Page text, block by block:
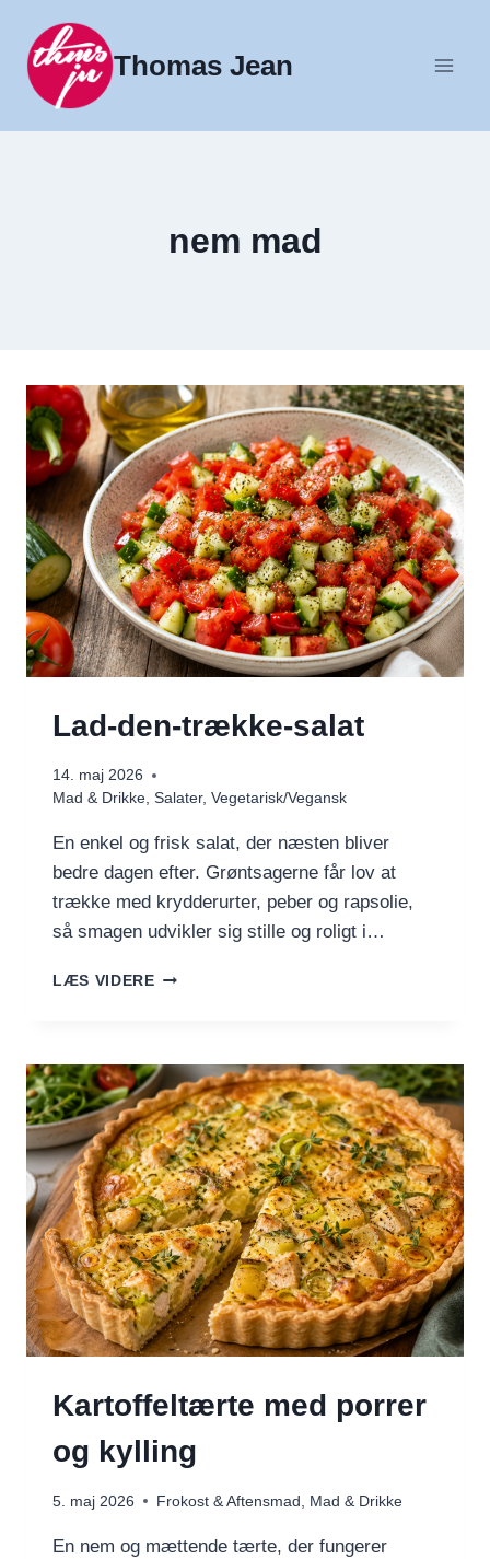
indhold
Thomas Jean
nem mad
Lad-den-trække-salat
14. maj 2026
Mad & Drikke, Salater, Vegetarisk/Vegansk
En enkel og frisk salat, der næsten bliver
bedre dagen efter. Grøntsagerne får lov at
trække med krydderurter, peber og rapsolie,
så smagen udvikler sig stille og roligt i…
LÆS VIDERELAD-
Kartoffeltærte med porrer
og kylling
5. maj 2026 Frokost & Aftensmad Mad & Drikke
En nem og mættende tærte, der fungerer